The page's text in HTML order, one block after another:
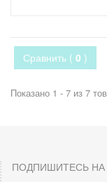
Сравнить ( 0 )
Показано 1 - 7 из 7
ПОДПИШИТЕСЬ